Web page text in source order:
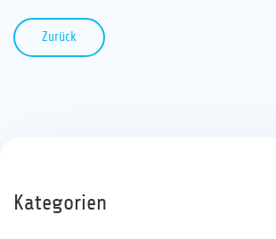
Zurück
Kategorien